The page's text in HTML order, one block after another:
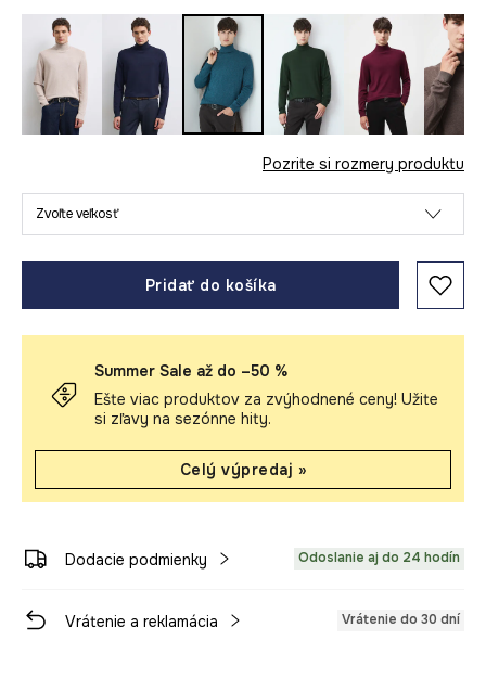
Pozrite si rozmery produktu
Zvoľte veľkosť
Pridať do košíka
Summer Sale až do –50 %
Ešte viac produktov za zvýhodnené ceny! Užite
si zľavy na sezónne hity.
Celý výpredaj »
Dodacie podmienky Odoslanie aj do 24 hodín
Vrátenie a reklamácia Vrátenie do 30 dní